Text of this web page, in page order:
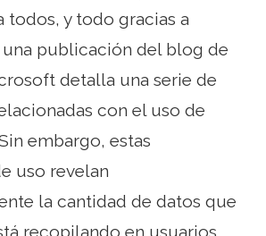
todos, y todo gracias a
publicación del blog de
detalla una serie de
con el uso de
embargo, estas
uso revelan
la cantidad de datos que
recopilando en usuarios